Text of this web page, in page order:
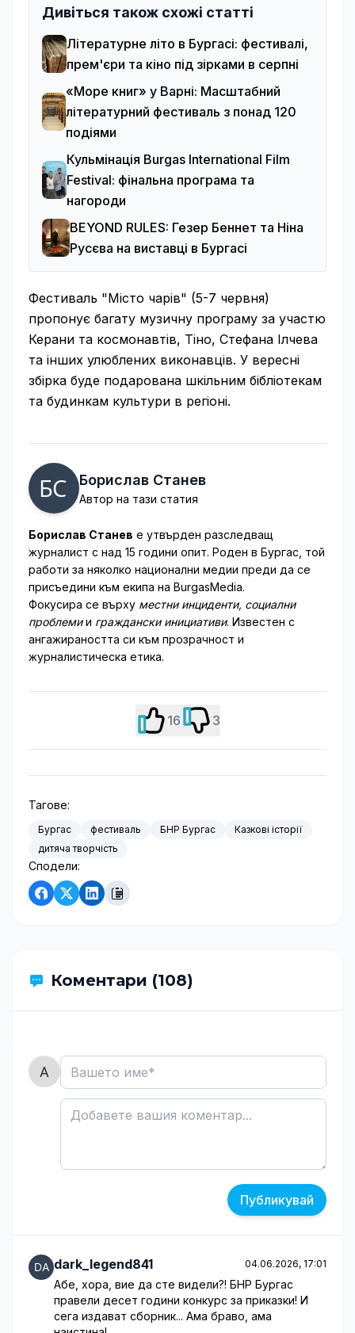
Дивіться також схожі статті
Літературне літо в Бургасі: фестивалі,
прем'єри та кіно під зірками в серпні
«Море книг» у Варні: Масштабний
літературний фестиваль з понад 120
подіями
Кульмінація Burgas International Film
Festival: фінальна програма та
нагороди
BEYOND RULES: Гезер Беннет та Ніна
Русєва на виставці в Бургасі
Фестиваль "Місто чарів" (5-7 червня)
пропонує багату музичну програму за участю
Керани та космонавтів, Тіно, Стефана Ілчева
та інших улюблених виконавців. У вересні
збірка буде подарована шкільним бібліотекам
та будинкам культури в регіоні.
Борислав Станев
Автор на тази статия
Борислав Станев е утвърден разследващ
журналист с над 15 години опит. Роден в Бургас, той
работи за няколко национални медии преди да се
присъедини към екипа на BurgasMedia.
Фокусира се върху местни инциденти, социални
проблемии граждански инициативи. Известен с
ангажираността си към прозрачност и
журналистическа етика.
16 3
Тагове:
Бургас фестиваль БНР Бургас
Казкові історії
дитяча творчість
Сподели:
Коментари (108)
Публикувай
dark_legend841 04.06.2026, 17:01
Абе, хора, вие да сте видели?! БНР Бургас
правели десет години конкурс за приказки! И
сега издават сборник... Ама браво, ама